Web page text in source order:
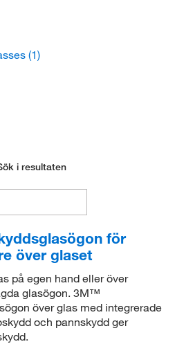
(1)
i resultaten
för
över glaset
på egen hand eller över
glasögon. 3M™
över glas med integrerade
och pannskydd ger